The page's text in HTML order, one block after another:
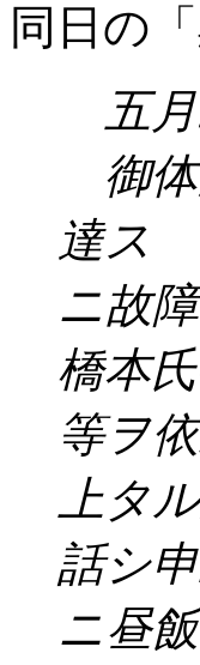
同日の
五
御体
達ス
ニ故
橋本
等ヲ
上タ
話シ
ニ昼